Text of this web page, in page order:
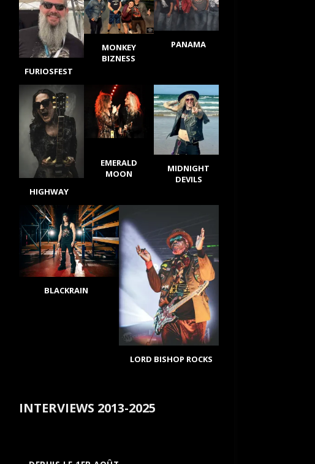
FURIOSFEST
MONKEY
BIZNESS
PANAMA
HIGHWAY
EMERALD
MOON
MIDNIGHT
DEVILS
BLACKRAIN
LORD BISHOP ROCKS
INTERVIEWS 2013-2025